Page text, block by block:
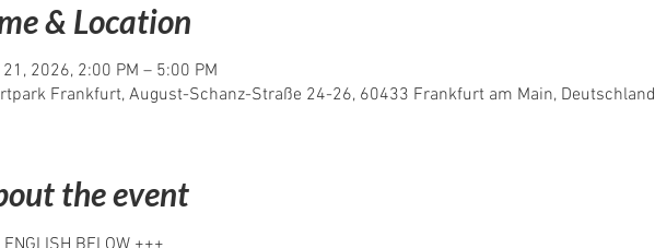
& Location
2026, 2:00 PM – 5:00 PM
Frankfurt, August-Schanz-Straße 24-26, 60433 Frankfurt am Main, Deutschland
the event